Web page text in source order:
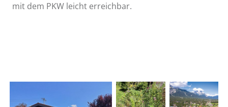
mit dem PKW leicht erreichbar.